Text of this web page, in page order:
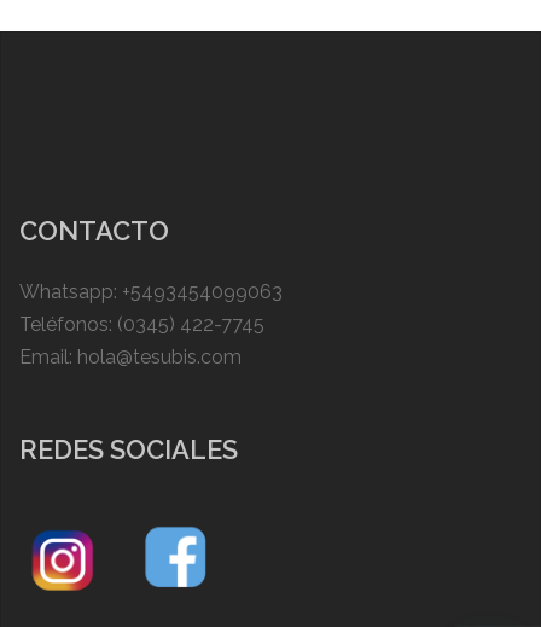
CONTACTO
Whatsapp: +5493454099063
Teléfonos: (0345) 422-7745
Email: hola@tesubis.com
REDES SOCIALES